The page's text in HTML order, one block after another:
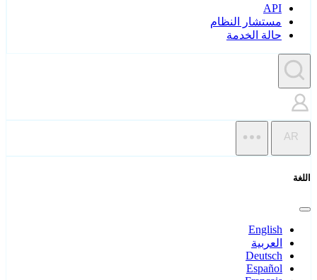
API
مستشار النظام
حالة الخدمة
AR
اللغة
English
العربية
Deutsch
Español